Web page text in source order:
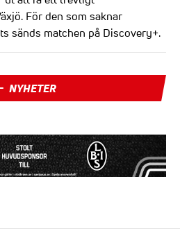
För den som saknar
sänds matchen på Discovery+.
NYHETER